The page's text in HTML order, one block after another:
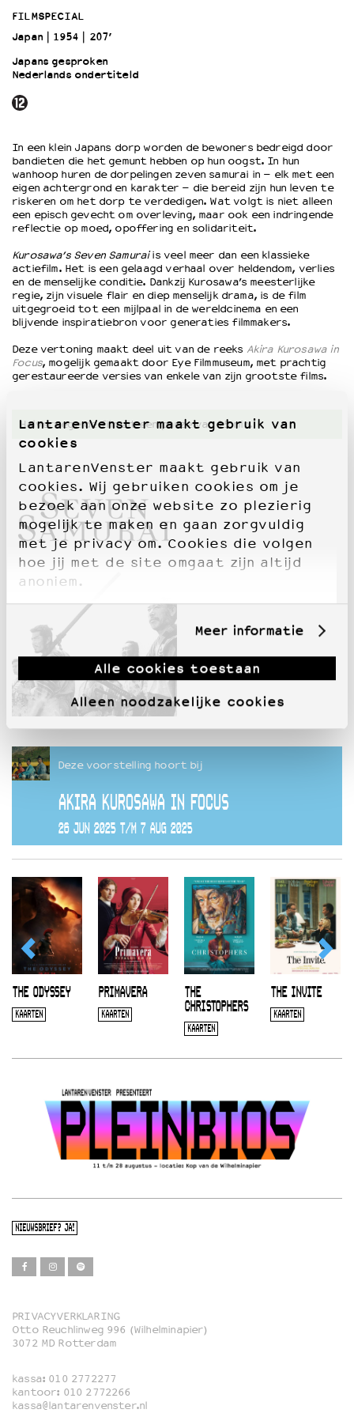
LantarenVenster maakt gebruik van
cookies
LantarenVenster maakt gebruik van
cookies. Wij gebruiken cookies om je
bezoek aan onze website zo plezierig
mogelijk te maken en gaan zorgvuldig
met je privacy om. Cookies die volgen
hoe jij met de site omgaat zijn altijd
anoniem.
Meer informatie
Alle cookies toestaan
Alleen noodzakelijke cookies
OVER LANTARENVENSTER
Wat we doen
Werken bij
Wie is wie
Partners
Huisregels
Privacyverklaring
Integriteits- en gedragscode
Duurzaamheid
Culturele boycot Israël
Ruimte voor artistieke vrijheid – VNPF
FILMSPECIAL
Japan
1954
207’
Japans gesproken
Nederlands ondertiteld
In een klein Japans dorp worden de bewoners bedreigd door
bandieten die het gemunt hebben op hun oogst. In hun
wanhoop huren de dorpelingen zeven samurai in – elk met een
eigen achtergrond en karakter – die bereid zijn hun leven te
riskeren om het dorp te verdedigen. Wat volgt is niet alleen
een episch gevecht om overleving, maar ook een indringende
reflectie op moed, opoffering en solidariteit.
Kurosawa’s Seven Samuraiis veel meer dan een klassieke
actiefilm. Het is een gelaagd verhaal over heldendom, verlies
en de menselijke conditie. Dankzij Kurosawa’s meesterlijke
regie, zijn visuele flair en diep menselijk drama, is de film
uitgegroeid tot een mijlpaal in de wereldcinema en een
blijvende inspiratiebron voor generaties filmmakers.
Deze vertoning maakt deel uit van de reeks Akira Kurosawa in
Focus, mogelijk gemaakt door Eye Filmmuseum, met prachtig
gerestaureerde versies van enkele van zijn grootste films.
Halverwege de film zit een pauze van 15 min.
Deze voorstelling hoort bij
AKIRA KUROSAWA IN FOCUS
26 JUN 2025 T/M 7 AUG 2025
THE ODYSSEY
KAARTEN
PRIMAVERA
KAARTEN
THE
CHRISTOPHERS
KAARTEN
THE INVITE
KAARTEN
NIEUWSBRIEF? JA!
Film
Familie
Film in English
PRIVACYVERKLARING
Otto Reuchlinweg 996 (Wilhelminapier)
3072 MD Rotterdam
kassa: 010 2772277
kantoor: 010 2772266
kassa@lantarenvenster.nl